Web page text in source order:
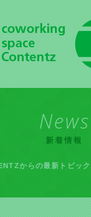
News
新着情報
からの最新トピック